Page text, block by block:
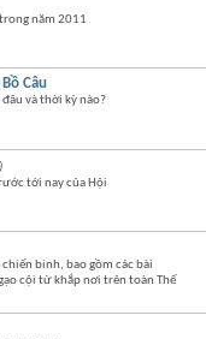
năm 2011
Câu
và thời kỳ nào?
tới nay của Hội
binh, bao gồm các bài
cội từ khắp nơi trên toàn Thế